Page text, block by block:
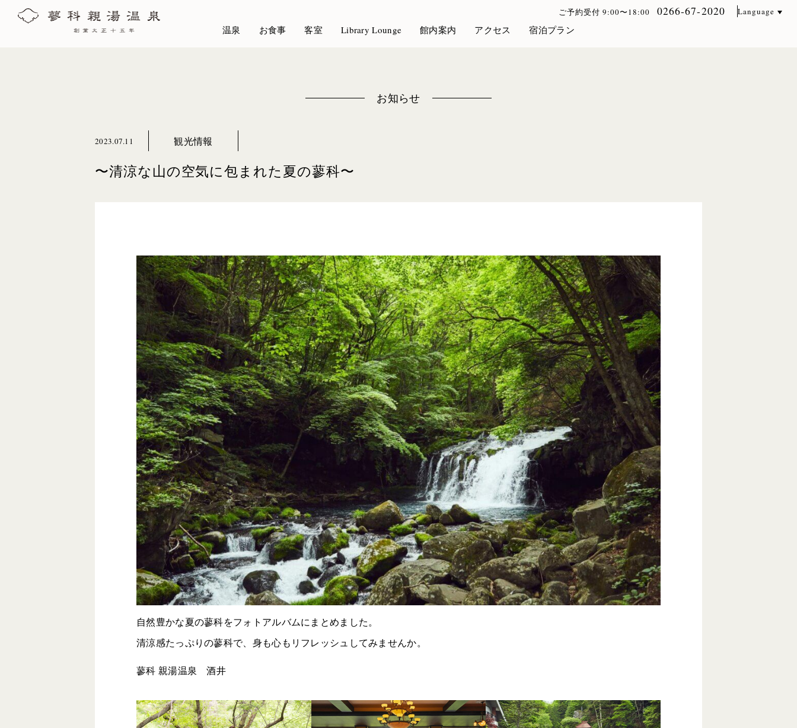
ご予約受付 9:00〜18:00 0266-67-2020 Language
温泉 お食事 客室 Library Lounge 館内案内 アクセス 宿泊プラン
お知らせ
2023.07.11 観光情報
〜清涼な山の空気に包まれた夏の蓼科〜
自然豊かな夏の蓼科をフォトアルバムにまとめました。
清涼感たっぷりの蓼科で、身も心もリフレッシュしてみませんか。
蓼科 親湯温泉 酒井